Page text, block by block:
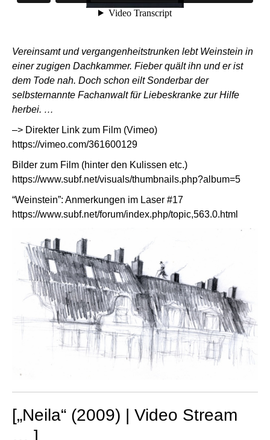
Vereinsamt und vergangenheitstrunken lebt Weinstein in
einer zugigen Dachkammer. Fieber quält ihn und er ist
dem Tode nah. Doch schon eilt Sonderbar der
selbsternannte Fachanwalt für Liebeskranke zur Hilfe
herbei. …
–> Direkter Link zum Film (Vimeo)
https://vimeo.com/361600129
Bilder zum Film (hinter den Kulissen etc.)
https://www.subf.net/visuals/thumbnails.php?album=5
“Weinstein”: Anmerkungen im Laser #17
https://www.subf.net/forum/index.php/topic,563.0.html
[„Neila“ (2009) | Video Stream
… ]